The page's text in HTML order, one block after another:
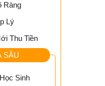
Ràng
Lý
Thu Tiền
SÂU
Sinh